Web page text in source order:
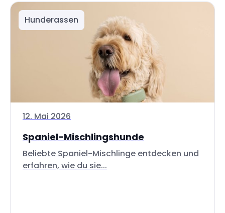
Hunderassen
12. Mai 2026
Spaniel-Mischlingshunde
Beliebte Spaniel-Mischlinge entdecken und
erfahren, wie du sie...